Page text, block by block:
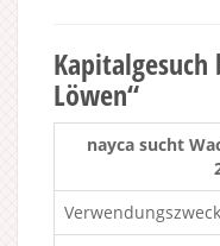
Löwen“
nayca sucht